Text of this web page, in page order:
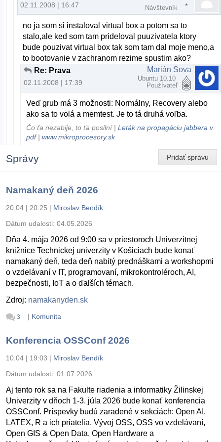
02.11.2008 | 16:47 Návštevník
no ja som si instaloval virtual box a potom sa to
stalo,ale ked som tam prideloval puuzivatela ktory
bude pouzivat virtual box tak som tam dal moje meno,a
to bootovanie v zachranom rezime spustim ako?
Re: Prava
02.11.2008 | 17:39
Marián Sova
Ubuntu 10.10
Používateľ
Veď grub má 3 možnosti: Normálny, Recovery alebo
ako sa to volá a memtest. Je to tá druhá voľba.
Čo ťa nezabije, to ťa posilní |Leták na propagáciu jabbera v
pdf|www.mikroprocesory.sk
Pridať správu
Správy
Namakaný deň 2026
20.04 | 20:25 | Miroslav Bendík
Dátum udalosti: 04.05.2026
Dňa 4. mája 2026 od 9:00 sa v priestoroch Univerzitnej
knižnice Technickej univerzity v Košiciach bude konať
namakaný deň, teda deň nabitý prednáškami a workshopmi
o vzdelávaní v IT, programovaní, mikrokontroléroch, AI,
bezpečnosti, IoT a o ďalších témach.
Zdroj: namakanyden.sk
3 | Komunita
Konferencia OSSConf 2026
10.04 | 19:03 | Miroslav Bendík
Dátum udalosti: 01.07.2026
Aj tento rok sa na Fakulte riadenia a informatiky Žilinskej
Univerzity v dňoch 1-3. júla 2026 bude konať konferencia
OSSConf. Príspevky budú zaradené v sekciách: Open AI,
LATEX, R a ich priatelia, Vývoj OSS, OSS vo vzdelávaní,
Open GIS & Open Data, Open Hardware a